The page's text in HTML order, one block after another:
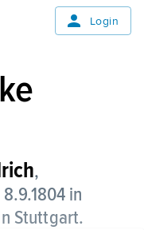
Login
,
in
Stuttgart.